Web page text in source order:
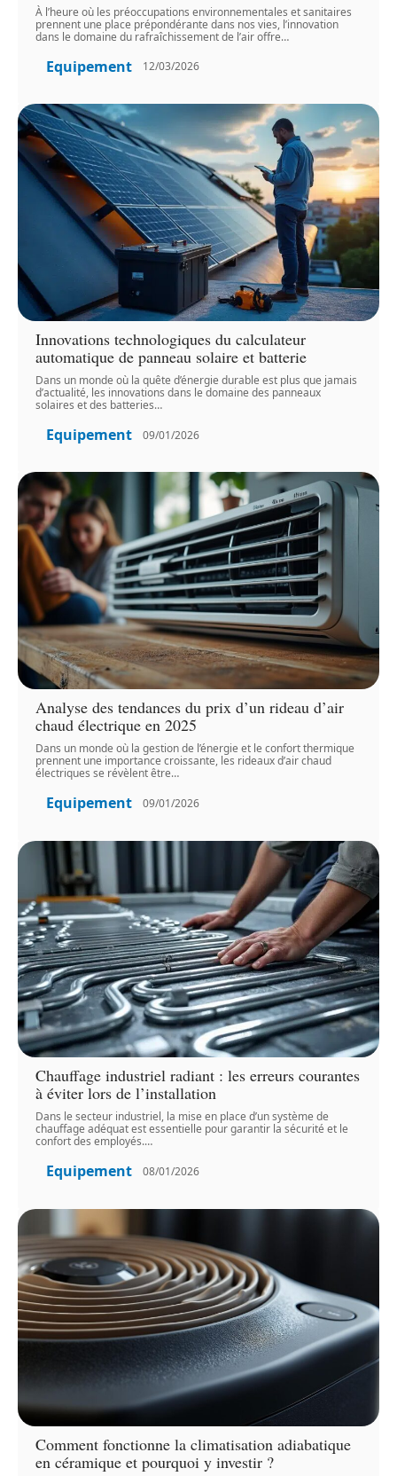
À l’heure où les préoccupations environnementales et sanitaires
prennent une place prépondérante dans nos vies, l’innovation
dans le domaine du rafraîchissement de l’air offre…
Equipement 12/03/2026
Innovations technologiques du calculateur
automatique de panneau solaire et batterie
Dans un monde où la quête d’énergie durable est plus que jamais
d’actualité, les innovations dans le domaine des panneaux
solaires et des batteries…
Equipement 09/01/2026
Analyse des tendances du prix d’un rideau d’air
chaud électrique en 2025
Dans un monde où la gestion de l’énergie et le confort thermique
prennent une importance croissante, les rideaux d’air chaud
électriques se révèlent être…
Equipement 09/01/2026
Chauffage industriel radiant : les erreurs courantes
à éviter lors de l’installation
Dans le secteur industriel, la mise en place d’un système de
chauffage adéquat est essentielle pour garantir la sécurité et le
confort des employés.…
Equipement 08/01/2026
Comment fonctionne la climatisation adiabatique
en céramique et pourquoi y investir ?